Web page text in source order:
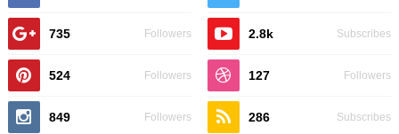
735 Followers 2.8k Subscribes
524 Followers 127 Followers
849 Followers 286 Subscribes